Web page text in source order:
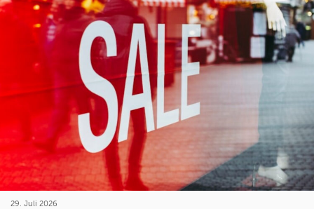
29. Juli 2026